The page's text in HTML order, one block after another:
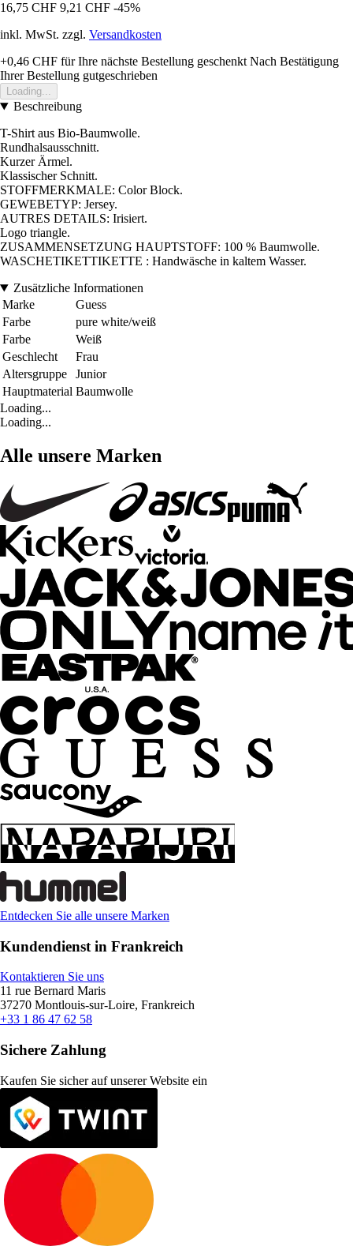
16,75 CHF 9,21 CHF -45%
inkl. MwSt. zzgl. Versandkosten
+0,46 CHF für Ihre nächste Bestellung geschenkt Nach Bestätigung
Ihrer Bestellung gutgeschrieben
Loading...
Beschreibung
T-Shirt aus Bio-Baumwolle.
Rundhalsausschnitt.
Kurzer Ärmel.
Klassischer Schnitt.
STOFFMERKMALE: Color Block.
GEWEBETYP: Jersey.
AUTRES DETAILS: Irisiert.
Logo triangle.
ZUSAMMENSETZUNG HAUPTSTOFF: 100 % Baumwolle.
WASCHETIKETTIKETTE : Handwäsche in kaltem Wasser.
Zusätzliche Informationen
Marke
Guess
Farbe
pure white/weiß
Farbe
Weiß
Geschlecht
Frau
Altersgruppe
Junior
Hauptmaterial Baumwolle
Loading...
Loading...
Alle unsere Marken
Entdecken Sie alle unsere Marken
Kundendienst in Frankreich
Kontaktieren Sie uns
11 rue Bernard Maris
37270 Montlouis-sur-Loire, Frankreich
+33 1 86 47 62 58
Sichere Zahlung
Kaufen Sie sicher auf unserer Website ein